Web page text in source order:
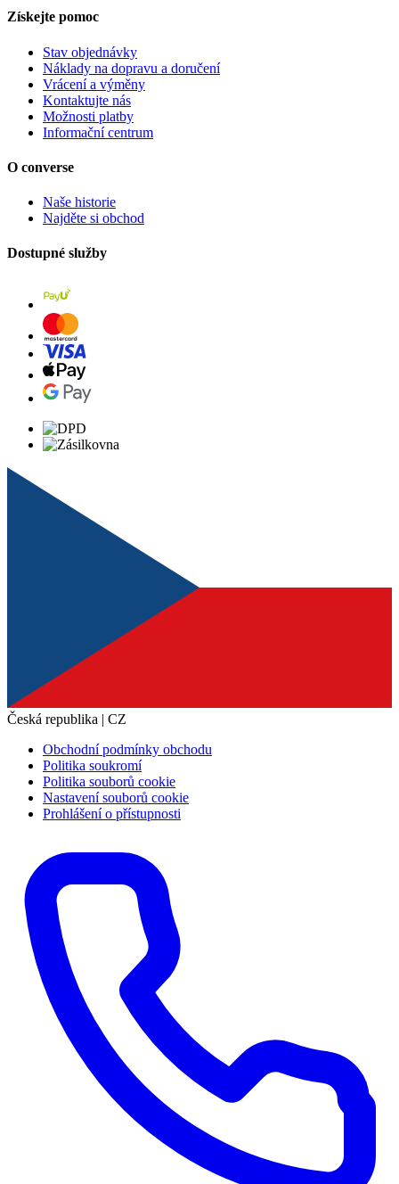
Získejte pomoc
Stav objednávky
Náklady na dopravu a doručení
Vrácení a výměny
Kontaktujte nás
Možnosti platby
Informační centrum
O converse
Naše historie
Najděte si obchod
Dostupné služby
Česká republika | CZ
Obchodní podmínky obchodu
Politika soukromí
Politika souborů cookie
Nastavení souborů cookie
Prohlášení o přístupnosti